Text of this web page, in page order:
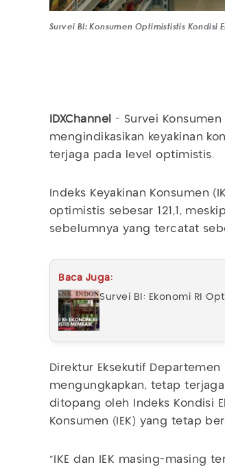
Survei BI: Konsumen Optimististis
IDXChannel - Survei Konsumen
mengindikasikan keyakinan
terjaga pada level optimistis.
Indeks Keyakinan Konsumen
optimistis sebesar 121,1,
sebelumnya yang tercatat
Baca Juga:
Survei BI: Ekonomi RI
Direktur Eksekutif Departemen
mengungkapkan, tetap
ditopang oleh Indeks Kondisi
Konsumen (IEK) yang tetap
"IKE dan IEK masing-masing